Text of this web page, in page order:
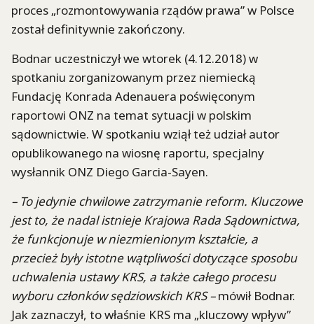
proces „rozmontowywania rządów prawa” w Polsce
został definitywnie zakończony.
Bodnar uczestniczył we wtorek (4.12.2018) w
spotkaniu zorganizowanym przez niemiecką
Fundację Konrada Adenauera poświęconym
raportowi ONZ na temat sytuacji w polskim
sądownictwie. W spotkaniu wziął też udział autor
opublikowanego na wiosnę raportu, specjalny
wysłannik ONZ Diego Garcia-Sayen.
– To jedynie chwilowe zatrzymanie reform. Kluczowe
jest to, że nadal istnieje Krajowa Rada Sądownictwa,
że funkcjonuje w niezmienionym kształcie, a
przecież były istotne wątpliwości dotyczące sposobu
uchwalenia ustawy KRS, a także całego procesu
wyboru członków sędziowskich KRS –mówił Bodnar.
Jak zaznaczył, to właśnie KRS ma „kluczowy wpływ”